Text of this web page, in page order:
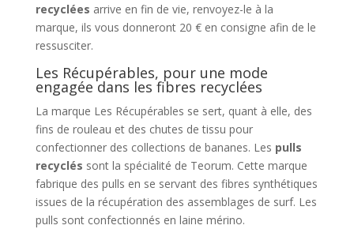
recyclées arrive en fin de vie, renvoyez-le à la
marque, ils vous donneront 20 € en consigne afin de le
ressusciter.
Les Récupérables, pour une mode
engagée dans les fibres recyclées
La marque Les Récupérables se sert, quant à elle, des
fins de rouleau et des chutes de tissu pour
confectionner des collections de bananes. Les pulls
recyclés sont la spécialité de Teorum. Cette marque
fabrique des pulls en se servant des fibres synthétiques
issues de la récupération des assemblages de surf. Les
pulls sont confectionnés en laine mérino.